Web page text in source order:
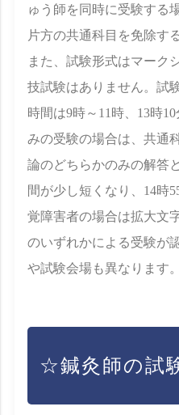
ゅう師を同時に受験する
片方の共通科目を免除す
また、試験形式はマーク
技試験はありません。試
時間は9時～11時、13時
みの受験の場合は、共通
論のどちらかのみの解答
間が少し短くなり、14時
覚障害者の場合は拡大文
のいずれかによる受験が
や試験会場も異なります。
☆鍼灸師の試